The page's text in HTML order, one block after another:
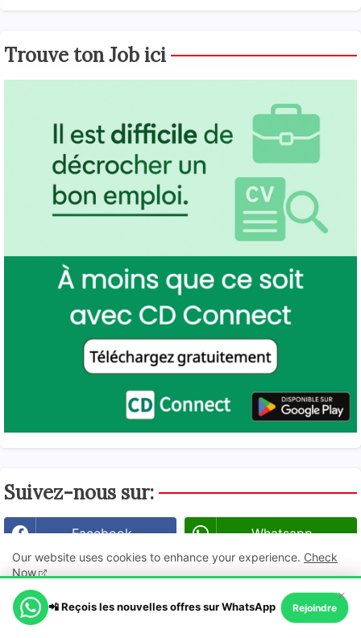
Trouve ton Job ici
Suivez-nous sur:
Facebook Whatsapp
Instagram Youtube
Telegram Linkedin
Our website uses cookies to enhance your experience. Check
Now
Ok, Go it!
×
📲 Reçois les nouvelles offres sur WhatsApp Rejoindre